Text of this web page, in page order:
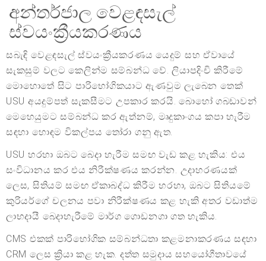
අන්තර්ජාල වෙළඳසැල්
ස්වයංක්‍රීයකරණය
සබැඳි වෙළඳසැල් ස්වයංක්‍රීයකරණය යෙදුම් සහ ඒවායේ
සැකසුම් වලට කෙලින්ම සම්බන්ධ වේ. ලියාපදිංචි කිරීමේ
මොහොතේ සිට පාරිභෝගිකයාට ඇණවුම ලැබෙන තෙක්
USU අයදුම්පත් සැකසීමට උපකාර කරයි. බොහෝ ගබඩාවන්
මෙහෙයුමට සම්බන්ධ කර ඇත්නම්, මෘදුකාංගය කපා හැරීම
සඳහා හොඳම විකල්පය තෝරා ගනු ඇත.
USU හරහා ඔබට බෙදා හැරීම සමඟ වැඩ කළ හැකිය: එය
සංවිධානය කර එය නිරීක්ෂණය කරන්න. උදාහරණයක්
ලෙස, සිතියම් සමඟ ඒකාබද්ධ කිරීම හරහා, ඔබට සිතියමේ
කුරියර්ගේ චලනය පවා නිරීක්ෂණය කළ හැකි අතර වඩාත්ම
ලාභදායී බෙදාහැරීමේ මාර්ග ගොඩනගා ගත හැකිය.
CMS එකක් පාරිභෝගික සම්බන්ධතා කළමනාකරණය සඳහා
CRM ලෙස ක්‍රියා කළ හැක. දත්ත සමුදාය සහයෝගීතාවයේ